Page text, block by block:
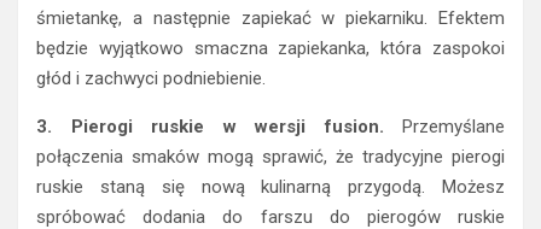
śmietankę, a następnie zapiekać w piekarniku. Efektem
będzie wyjątkowo smaczna zapiekanka, która zaspokoi
głód i zachwyci podniebienie.
3. Pierogi ruskie w wersji fusion. Przemyślane
połączenia smaków mogą sprawić, że tradycyjne pierogi
ruskie staną się nową kulinarną przygodą. Możesz
spróbować dodania do farszu do pierogów ruskie